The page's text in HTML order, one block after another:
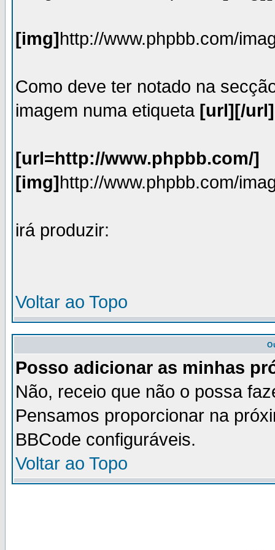
[img]http://www.phpbb.com/
Como deve ter notado na
imagem numa etiqueta [url][/url]
[url=http://www.phpbb.com/]
[img]http://www.phpbb.com/
irá produzir:
Voltar ao Topo
Posso adicionar as minhas
Não, receio que não o possa
Pensamos proporcionar na
BBCode configuráveis.
Voltar ao Topo